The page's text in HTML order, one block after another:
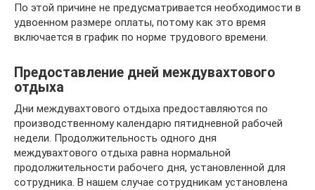
По этой причине не предусматривается необходимости в
удвоенном размере оплаты, потому как это время
включается в график по норме трудового времени.
Предоставление дней междувахтового
отдыха
Дни междувахтового отдыха предоставляются по
производственному календарю пятидневной рабочей
недели. Продолжительность одного дня
междувахтового отдыха равна нормальной
продолжительности рабочего дня, установленной для
сотрудника. В нашем случае сотрудникам установлена